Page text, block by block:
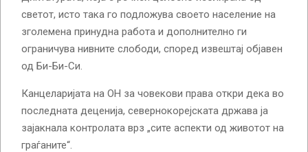
светот, исто така го подложува своето население на
зголемена принудна работа и дополнително ги
ограничува нивните слободи, според извештај објавен
од Би-Би-Си.
Канцеларијата на ОН за човекови права откри дека во
последната деценија, севернокорејската држава ја
зајакнала контролата врз „сите аспекти од животот на
граѓаните“.